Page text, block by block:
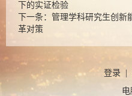
下的实证检验
下一条： 管理学科研究生创新
革对策
登录|
电